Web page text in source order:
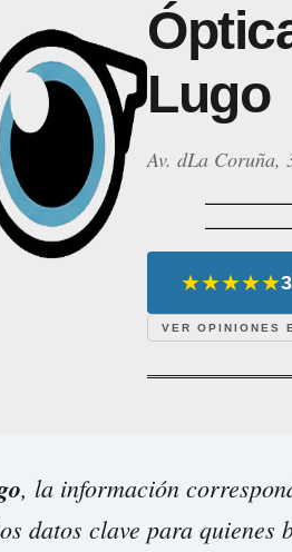
Lugo
Av. dLa Coruña,
★★★★★
VER OPINIONES
, la información
datos clave para